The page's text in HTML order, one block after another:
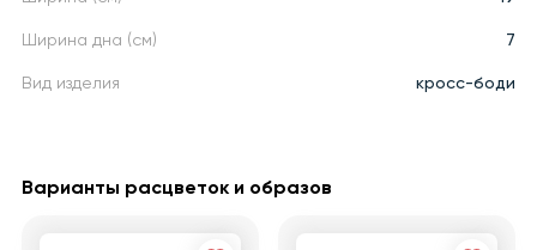
Ширина дна (см) 7
Вид изделия кросс-боди
Варианты расцветок и образов